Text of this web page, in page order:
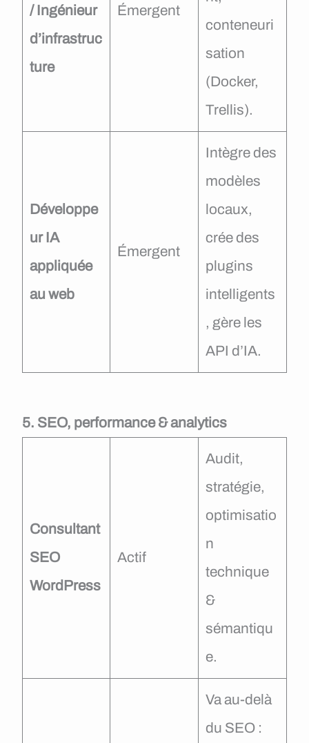
/ Ingénieur
d’infrastruc
ture
Émergent
conteneuri
sation
(Docker,
Trellis).
Développe
ur IA
appliquée
au web
Émergent
Intègre des
modèles
locaux,
crée des
plugins
intelligents
, gère les
API d’IA.
5. SEO, performance & analytics
Consultant
SEO
WordPress
Actif
Audit,
stratégie,
optimisatio
n
technique
&
sémantiqu
e.
Va au-delà
du SEO :